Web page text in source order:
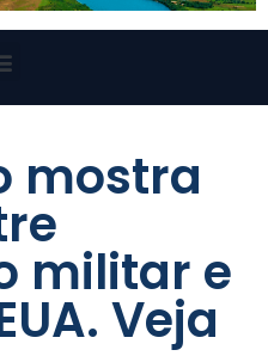
mostra
militar e
Veja